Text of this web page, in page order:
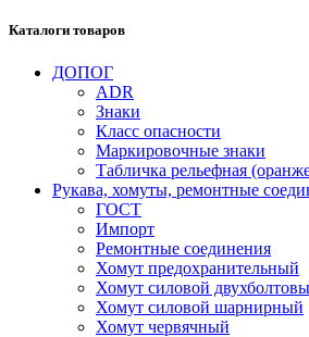
Каталоги товаров
ДОПОГ
ADR
Знаки
Класс опасности
Маркировочные знаки
Табличка рельефная
Рукава, хомуты, ремонтные
ГОСТ
Импорт
Ремонтные соединения
Хомут предохранительный
Хомут силовой
Хомут силовой шарнирный
Хомут червячный